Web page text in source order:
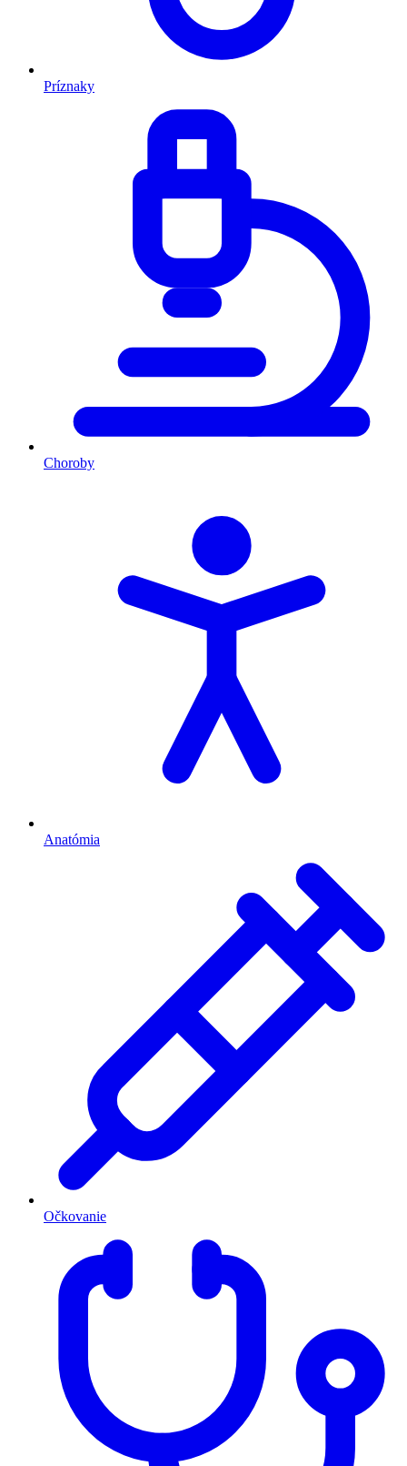
Príznaky
Choroby
Anatómia
Očkovanie